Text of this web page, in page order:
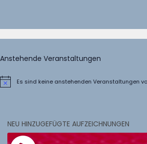
Anstehende Veranstaltungen
HinweisEs sind keine anstehenden Veranstaltungen
NEU HINZUGEFÜGTE AUFZEICHNUNGEN